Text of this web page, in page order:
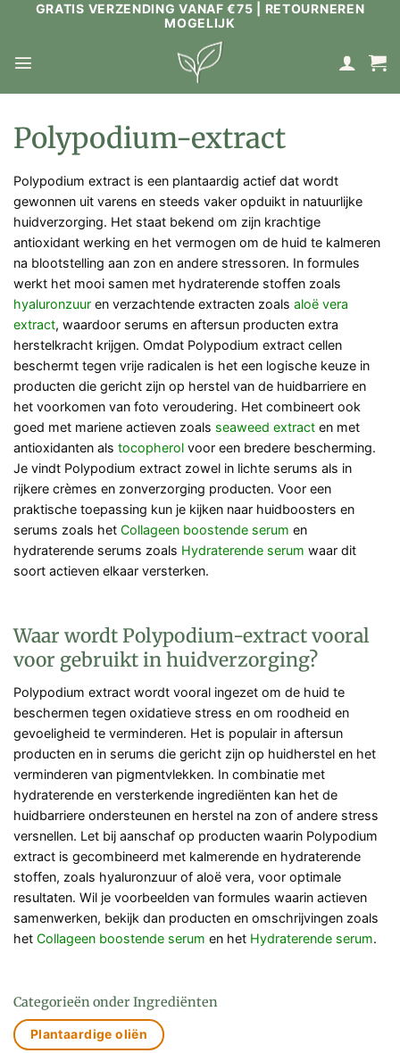
GRATIS VERZENDING VANAF €75 | RETOURNEREN
MOGELIJK
Polypodium-extract
Polypodium extract is een plantaardig actief dat wordt
gewonnen uit varens en steeds vaker opduikt in natuurlijke
huidverzorging. Het staat bekend om zijn krachtige
antioxidant werking en het vermogen om de huid te kalmeren
na blootstelling aan zon en andere stressoren. In formules
werkt het mooi samen met hydraterende stoffen zoals
hyaluronzuur en verzachtende extracten zoals aloë vera
extract, waardoor serums en aftersun producten extra
herstelkracht krijgen. Omdat Polypodium extract cellen
beschermt tegen vrije radicalen is het een logische keuze in
producten die gericht zijn op herstel van de huidbarriere en
het voorkomen van foto veroudering. Het combineert ook
goed met mariene actieven zoals seaweed extract en met
antioxidanten als tocopherol voor een bredere bescherming.
Je vindt Polypodium extract zowel in lichte serums als in
rijkere crèmes en zonverzorging producten. Voor een
praktische toepassing kun je kijken naar huidboosters en
serums zoals het Collageen boostende serum en
hydraterende serums zoals Hydraterende serum waar dit
soort actieven elkaar versterken.
Waar wordt Polypodium-extract vooral
voor gebruikt in huidverzorging?
Polypodium extract wordt vooral ingezet om de huid te
beschermen tegen oxidatieve stress en om roodheid en
gevoeligheid te verminderen. Het is populair in aftersun
producten en in serums die gericht zijn op huidherstel en het
verminderen van pigmentvlekken. In combinatie met
hydraterende en versterkende ingrediënten kan het de
huidbarriere ondersteunen en herstel na zon of andere stress
versnellen. Let bij aanschaf op producten waarin Polypodium
extract is gecombineerd met kalmerende en hydraterende
stoffen, zoals hyaluronzuur of aloë vera, voor optimale
resultaten. Wil je voorbeelden van formules waarin actieven
samenwerken, bekijk dan producten en omschrijvingen zoals
het Collageen boostende serum en het Hydraterende serum.
Categorieën onder Ingrediënten
Plantaardige oliën